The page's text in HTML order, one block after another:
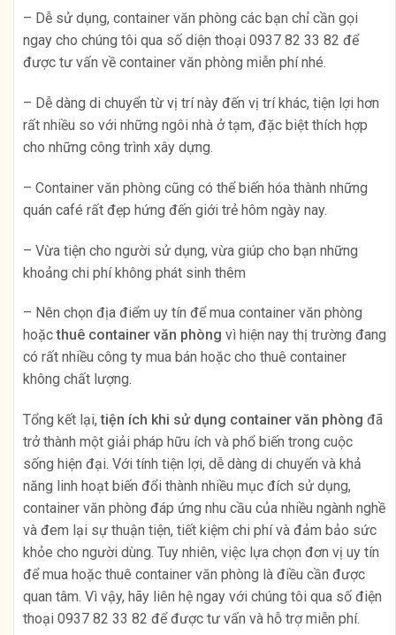
– Dễ sử dụng, container văn phòng các bạn chỉ cần gọi
ngay cho chúng tôi qua số diện thoại 0937 82 33 82 để
được tư vấn về container văn phòng miễn phí nhé.
– Dễ dàng di chuyển từ vị trí này đến vị trí khác, tiện lợi hơn
rất nhiều so với những ngôi nhà ở tạm, đặc biệt thích hợp
cho những công trình xây dựng.
– Container văn phòng cũng có thể biến hóa thành những
quán café rất đẹp hứng đến giới trẻ hôm ngày nay.
– Vừa tiện cho người sử dụng, vừa giúp cho bạn những
khoảng chi phí không phát sinh thêm
– Nên chọn địa điểm uy tín để mua container văn phòng
hoặcthuê container văn phòng vì hiện nay thị trường đang
có rất nhiều công ty mua bán hoặc cho thuê container
không chất lượng.
Tổng kết lại,tiện ích khi sử dụng container văn phòng đã
trở thành một giải pháp hữu ích và phổ biến trong cuộc
sống hiện đại. Với tính tiện lợi, dễ dàng di chuyển và khả
năng linh hoạt biến đổi thành nhiều mục đích sử dụng,
container văn phòng đáp ứng nhu cầu của nhiều ngành nghề
và đem lại sự thuận tiện, tiết kiệm chi phí và đảm bảo sức
khỏe cho người dùng. Tuy nhiên, việc lựa chọn đơn vị uy tín
để mua hoặc thuê container văn phòng là điều cần được
quan tâm. Vì vậy, hãy liên hệ ngay với chúng tôi qua số điện
thoại 0937 82 33 82 để được tư vấn và hỗ trợ miễn phí.